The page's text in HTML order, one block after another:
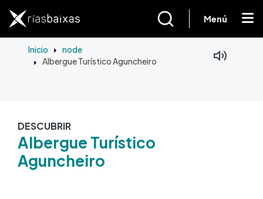
Menú
Inicio node
Albergue Turístico Aguncheiro
DESCUBRIR
Albergue Turístico
Aguncheiro